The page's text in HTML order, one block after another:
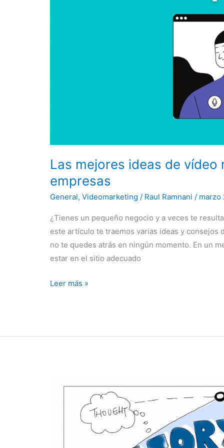
Las mejores ideas de
empresas
General,Videomarketing / Raul Ramnani/ marzo
¿Tienes un pequeño negocio y a veces te
este artículo te traemos varias ideas y consejos
no te quedes atrás en ningún momento. En un
estar en el sitio adecuado
Leer más »
Storytelling: